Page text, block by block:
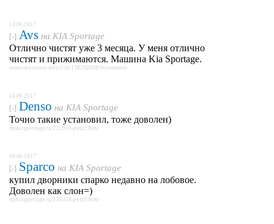
14.06.2017
[-] Avs на KIA Sportage
Отлично чистят уже 3 месяца. У меня отлично
чистят и прижимаются. Машина Kia Sportage.
ozon.ru/context/detail/id/138200388/#comments
14.06.2017
[-] Denso на KIA Sportage
Точно такие установил, тоже доволен)
mykiasportage.ru/232975-post2.html
09.06.2017
[-] Sparco на KIA Sportage
купил дворники спарко недавно на лобовое.
Доволен как слон=)
mykiasportage.ru/135458-post3.html